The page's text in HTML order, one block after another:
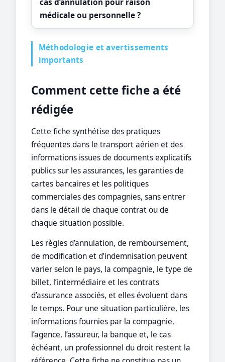
médicale ou personnelle ?
Méthodologie et avertissements
importants
Comment cette fiche a été
rédigée
Cette fiche synthétise des pratiques
fréquentes dans le transport aérien et des
informations issues de documents explicatifs
publics sur les assurances, les garanties de
cartes bancaires et les politiques
commerciales des compagnies, sans entrer
dans le détail de chaque contrat ou de
chaque situation possible.
Les règles d’annulation, de remboursement,
de modification et d’indemnisation peuvent
varier selon le pays, la compagnie, le type de
billet, l’intermédiaire et les contrats
d’assurance associés, et elles évoluent dans
le temps. Pour une situation particulière, les
informations fournies par la compagnie,
l’agence, l’assureur, la banque et, le cas
échéant, un professionnel du droit restent la